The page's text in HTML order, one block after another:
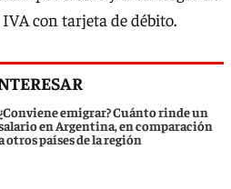
con tarjeta de débito.
emigrar? Cuánto rinde un
en Argentina, en comparación
otros países de la región